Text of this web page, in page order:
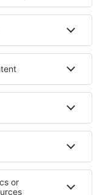
não
o consentimento
determinará se
de dados. Nesse
(por exemplo,
de retirar a
escopo necessário
o Artigo 6.º
acima) ou no